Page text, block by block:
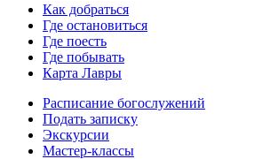
Как добраться
Где остановиться
Где поесть
Где побывать
Карта Лавры
Расписание богослужений
Подать записку
Экскурсии
Мастер-классы